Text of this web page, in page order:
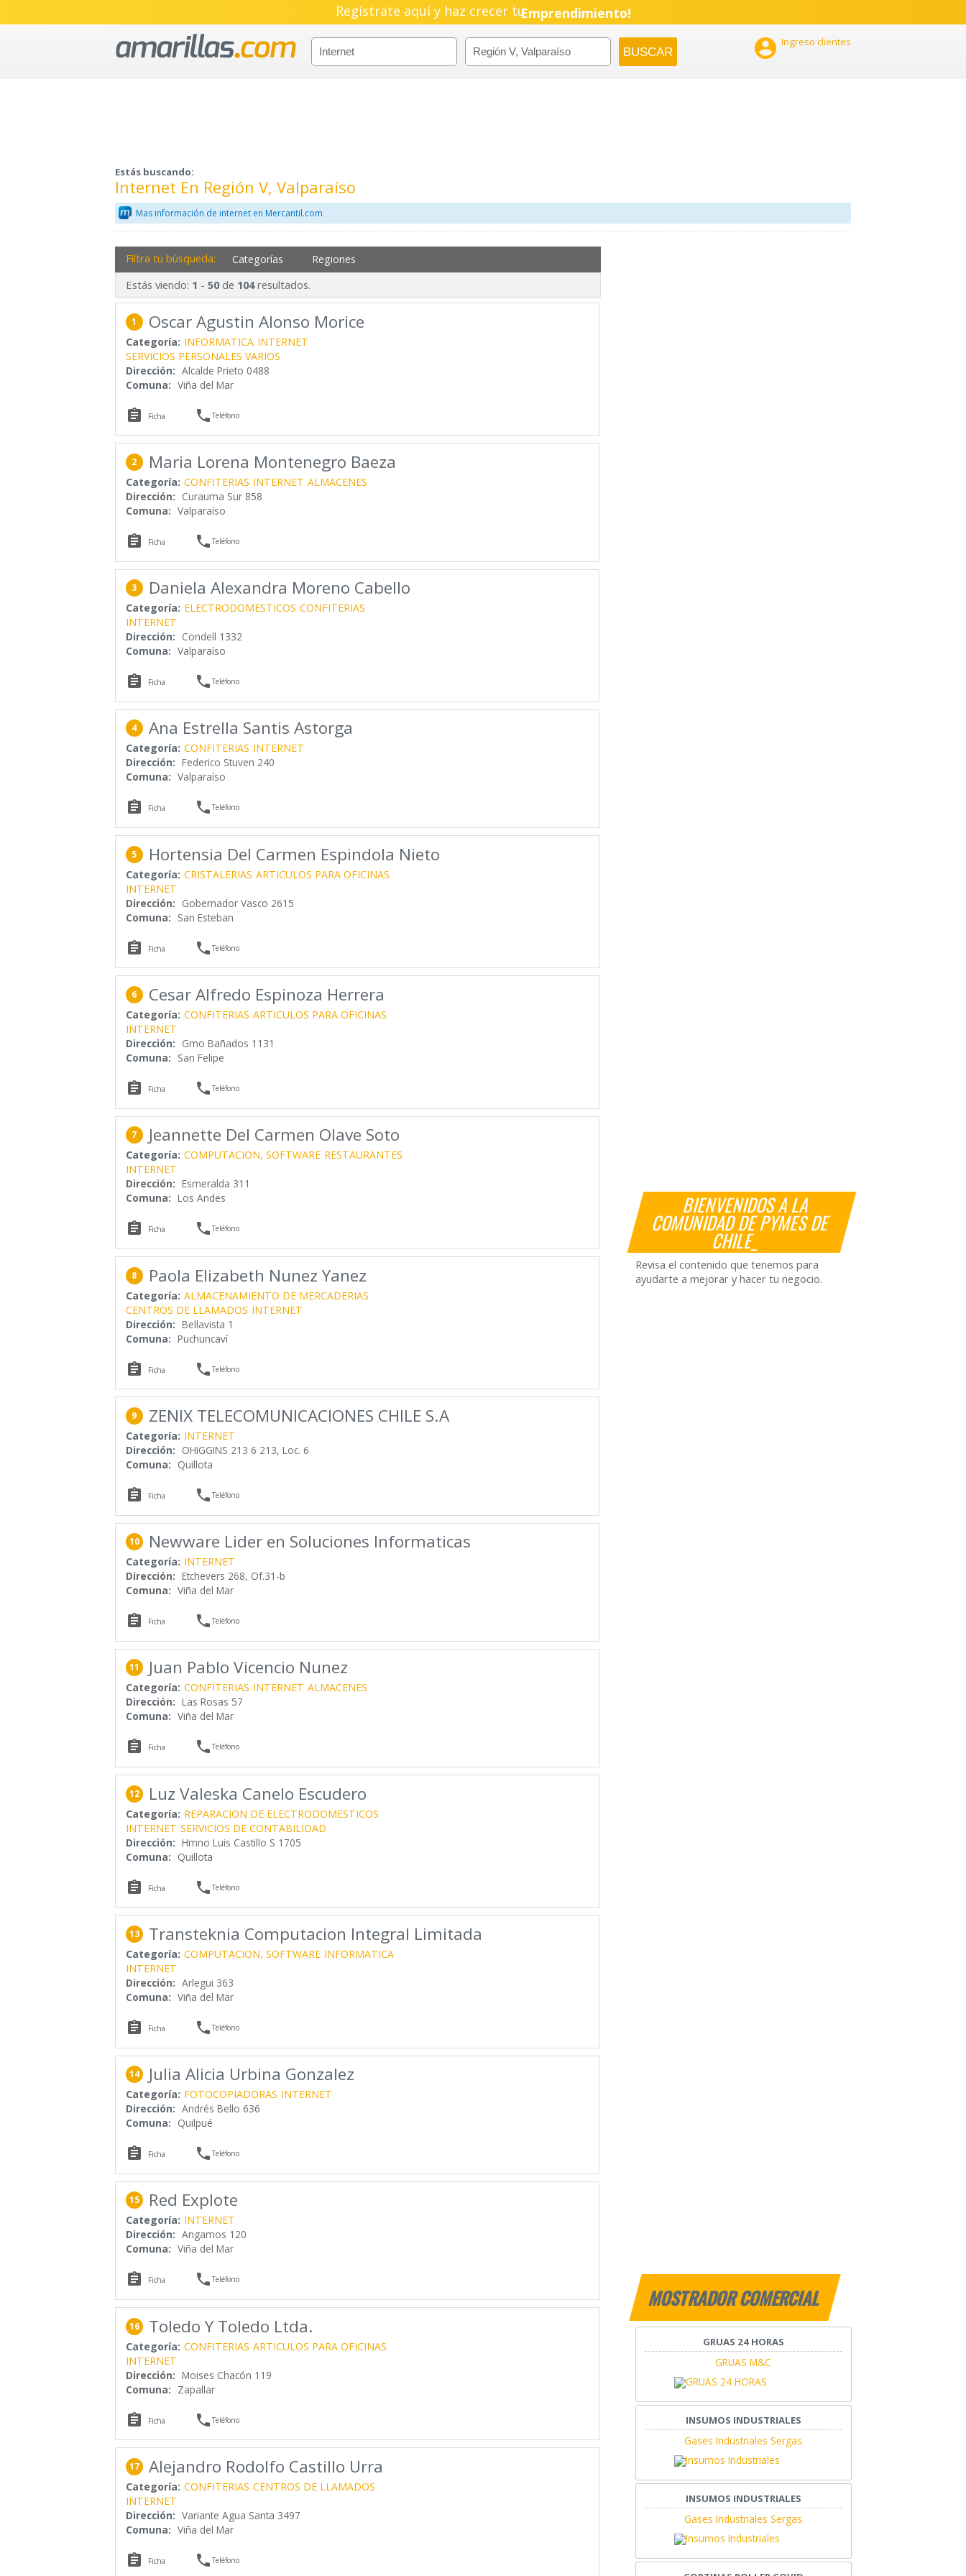
Regístrate aquí y haz crecer tuPyme!
Emprendimiento!
 Ingreso clientes
Estás buscando:
Internet En Región V, Valparaíso
Mas información de internet en Mercantil.com
BIENVENIDOS A LA
COMUNIDAD DE PYMES DE
CHILE_
Revisa el contenido que tenemos para
ayudarte a mejorar y hacer tu negocio.
MOSTRADOR COMERCIAL
GRUAS 24 HORAS
GRUAS M&C
INSUMOS INDUSTRIALES
Gases Industriales Sergas
INSUMOS INDUSTRIALES
Gases Industriales Sergas
Filtra tu búsqueda: Categorías Regiones
Estás viendo: 1 - 50de 104resultados.
1 Oscar Agustin Alonso Morice
Categoría: INFORMATICA INTERNET
SERVICIOS PERSONALES VARIOS
Dirección: Alcalde Prieto 0488
Comuna: Viña del Mar
 Ficha Teléfono
2 Maria Lorena Montenegro Baeza
Categoría: CONFITERIAS INTERNET ALMACENES
Dirección: Curauma Sur 858
Comuna: Valparaíso
 Ficha Teléfono
3 Daniela Alexandra Moreno Cabello
Categoría: ELECTRODOMESTICOS CONFITERIAS
INTERNET
Dirección: Condell 1332
Comuna: Valparaíso
 Ficha Teléfono
4 Ana Estrella Santis Astorga
Categoría: CONFITERIAS INTERNET
Dirección: Federico Stuven 240
Comuna: Valparaíso
 Ficha Teléfono
5 Hortensia Del Carmen Espindola Nieto
Categoría: CRISTALERIAS ARTICULOS PARA OFICINAS
INTERNET
Dirección: Gobernador Vasco 2615
Comuna: San Esteban
 Ficha Teléfono
6 Cesar Alfredo Espinoza Herrera
Categoría: CONFITERIAS ARTICULOS PARA OFICINAS
INTERNET
Dirección: Gmo Bañados 1131
Comuna: San Felipe
 Ficha Teléfono
7 Jeannette Del Carmen Olave Soto
Categoría: COMPUTACION, SOFTWARE RESTAURANTES
INTERNET
Dirección: Esmeralda 311
Comuna: Los Andes
 Ficha Teléfono
8 Paola Elizabeth Nunez Yanez
Categoría: ALMACENAMIENTO DE MERCADERIAS
CENTROS DE LLAMADOS INTERNET
Dirección: Bellavista 1
Comuna: Puchuncaví
 Ficha Teléfono
9 ZENIX TELECOMUNICACIONES CHILE S.A
Categoría: INTERNET
Dirección: OHIGGINS 213 6 213, Loc. 6
Comuna: Quillota
 Ficha Teléfono
10 Newware Lider en Soluciones Informaticas
Categoría: INTERNET
Dirección: Etchevers 268, Of.31-b
Comuna: Viña del Mar
 Ficha Teléfono
11 Juan Pablo Vicencio Nunez
Categoría: CONFITERIAS INTERNET ALMACENES
Dirección: Las Rosas 57
Comuna: Viña del Mar
 Ficha Teléfono
12 Luz Valeska Canelo Escudero
Categoría: REPARACION DE ELECTRODOMESTICOS
INTERNET SERVICIOS DE CONTABILIDAD
Dirección: Hmno Luis Castillo S 1705
Comuna: Quillota
 Ficha Teléfono
13 Transteknia Computacion Integral Limitada
Categoría: COMPUTACION, SOFTWARE INFORMATICA
INTERNET
Dirección: Arlegui 363
Comuna: Viña del Mar
 Ficha Teléfono
14 Julia Alicia Urbina Gonzalez
Categoría: FOTOCOPIADORAS INTERNET
Dirección: Andrés Bello 636
Comuna: Quilpué
 Ficha Teléfono
15 Red Explote
Categoría: INTERNET
Dirección: Angamos 120
Comuna: Viña del Mar
 Ficha Teléfono
16 Toledo Y Toledo Ltda.
Categoría: CONFITERIAS ARTICULOS PARA OFICINAS
INTERNET
Dirección: Moises Chacón 119
Comuna: Zapallar
 Ficha Teléfono
17 Alejandro Rodolfo Castillo Urra
Categoría: CONFITERIAS CENTROS DE LLAMADOS
INTERNET
Dirección: Variante Agua Santa 3497
Comuna: Viña del Mar
 Ficha Teléfono